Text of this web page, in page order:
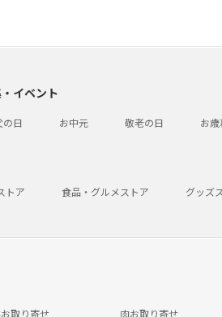
イベント
の日 お中元 敬老の日 お
トア 食品・グルメストア グッズ
取り寄せ 肉お取り寄せ